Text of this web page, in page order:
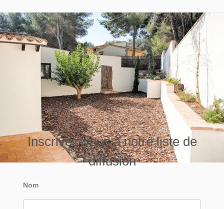
Inscrivez-vous à notre liste de
diffusion
Nom